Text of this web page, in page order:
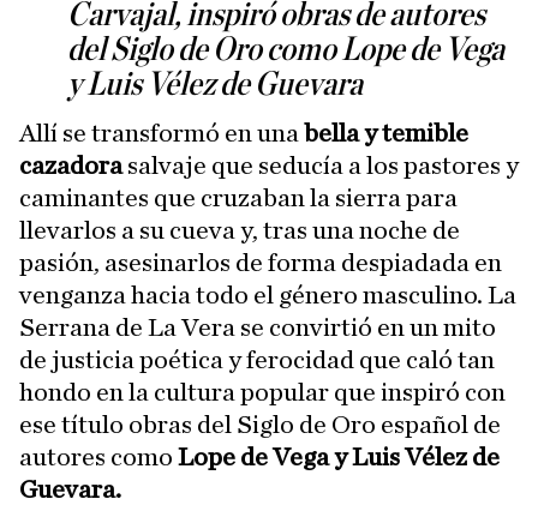
Carvajal, inspiró obras de autores
del Siglo de Oro como Lope de Vega
y Luis Vélez de Guevara
Allí se transformó en una bella y temible
cazadorasalvaje que seducía a los pastores y
caminantes que cruzaban la sierra para
llevarlos a su cueva y, tras una noche de
pasión, asesinarlos de forma despiadada en
venganza hacia todo el género masculino. La
Serrana de La Vera se convirtió en un mito
de justicia poética y ferocidad que caló tan
hondo en la cultura popular que inspiró con
ese título obras del Siglo de Oro español de
autores como Lope de Vega y Luis Vélez de
Guevara.